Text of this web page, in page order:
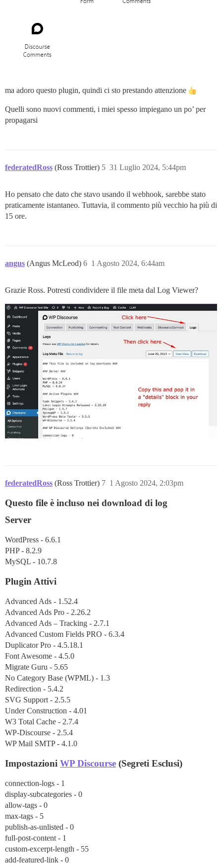
ma adoro questo plugin, quindi ci sto prestando attenzione
Quelli sono nuovi commenti, i miei spesso impiegano un po’ per
propagarsi
federatedRoss (Ross Trottier) 31 Luglio 2024, 5:44pm
5
Ho pensato che dato che stavo usando il webhook, sarebbe stato
praticamente istantaneo. Tuttavia, il commento più vecchio ha più di
15 ore.
angus (Angus McLeod) 1 Agosto 2024, 6:44am
6
Grazie Ross. Potresti condividere il file meta dal Log Viewer?
federatedRoss (Ross Trottier) 1 Agosto 2024, 2:03pm
7
Questo file è incluso nei download di log
Server
WordPress - 6.6.1
PHP - 8.2.9
MySQL - 10.7.8
Plugin Attivi
Advanced Ads - 1.52.4
Advanced Ads Pro - 2.26.2
Advanced Ads – Tracking - 2.7.1
Advanced Custom Fields PRO - 6.3.4
Duplicator Pro - 4.5.18.1
Font Awesome - 4.5.0
Migrate Guru - 5.65
No Category Base (WPML) - 1.3
Redirection - 5.4.2
SVG Support - 2.5.5
Under Construction - 4.01
W3 Total Cache - 2.7.4
WP-Discourse - 2.5.4
WP Mail SMTP - 4.1.0
Impostazioni WP Discourse (Segreti Esclusi)
connection-logs - 1
display-subcategories - 0
allow-tags - 0
max-tags - 5
publish-as-unlisted - 0
full-post-content - 1
custom-excerpt-length - 55
add-featured-link - 0